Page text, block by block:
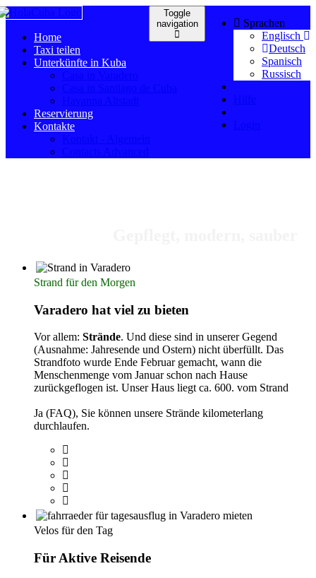
Sprachen
Englisch
Deutsch
Spanisch
Russisch
Toggle
navigation
Home
Taxi teilen
Unterkünfte in Kuba
Reservierung
Kontakte
Strand für den Morgen
Varadero hat viel zu bieten
Vor allem: Strände. Und diese sind in unserer Gegend
(Ausnahme: Jahresende und Ostern) nicht überfüllt. Das
Strandfoto wurde Ende Februar gemacht, wann die
Menschenmenge vom Januar schon nach Hause
zurückgeflogen ist. Unser Haus liegt ca. 600. vom Strand
Ja (FAQ), Sie können unsere Strände kilometerlang
durchlaufen.
Velos für den Tag
Für Aktive Reisende